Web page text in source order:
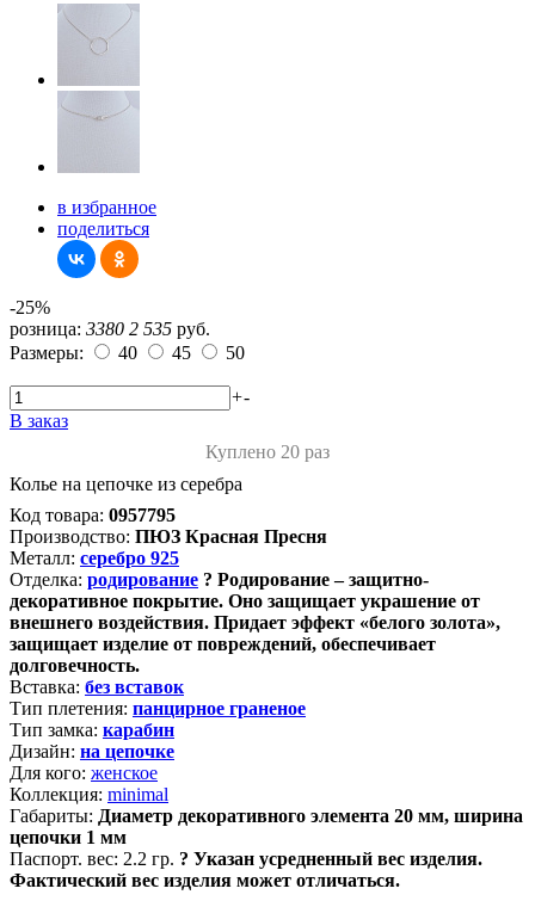
в избранное
поделиться
-25%
розница: 3380 2 535 руб.
Размеры:
40 45 50
+-
В заказ
Куплено 20 раз
Колье на цепочке из серебра
Код товара: 0957795
Производство: ПЮЗ Красная Пресня
Металл: серебро 925
Отделка: родирование ? Родирование – защитно-
декоративное покрытие. Оно защищает украшение от
внешнего воздействия. Придает эффект «белого золота»,
защищает изделие от повреждений, обеспечивает
долговечность.
Вставка: без вставок
Тип плетения: панцирное граненое
Тип замка: карабин
Дизайн: на цепочке
Для кого: женское
Коллекция: minimal
Габариты: Диаметр декоративного элемента 20 мм, ширина
цепочки 1 мм
Паспорт. вес: 2.2 гр. ? Указан усредненный вес изделия.
Фактический вес изделия может отличаться.